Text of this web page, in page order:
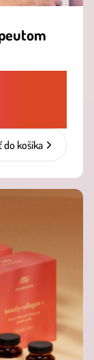
do košíka